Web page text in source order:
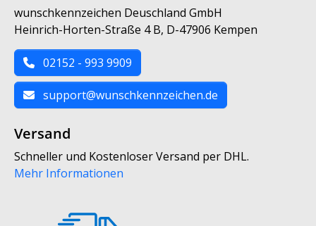
wunschkennzeichen Deuschland GmbH
Heinrich-Horten-Straße 4 B, D-47906 Kempen
02152 - 993 9909
support@wunschkennzeichen.de
Versand
Schneller und Kostenloser Versand per DHL.
Mehr Informationen